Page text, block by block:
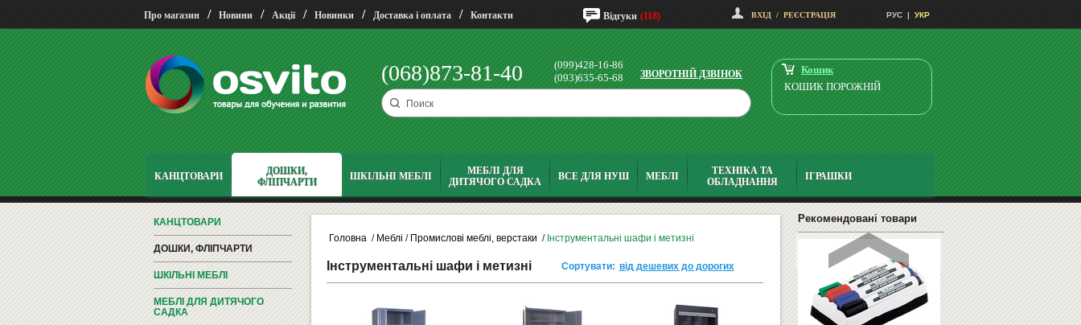
Про магазин / Новини / Акції / Новинки / Доставка і оплата / Контакти Відгуки (118) ВХІД / РЕЄСТРАЦІЯ РУС | УКР
(068)873-81-40
(099)428-16-86
(093)635-65-68
ЗВОРОТНІЙ ДЗВІНОК
Кошик
КОШИК ПОРОЖНІЙ
КАНЦТОВАРИ
ДОШКИ,
ФЛІПЧАРТИ
ШКІЛЬНІ МЕБЛІ
МЕБЛІ ДЛЯ
ДИТЯЧОГО САДКА
ВСЕ ДЛЯ НУШ МЕБЛІ
ТЕХНІКА ТА
ОБЛАДНАННЯ
ІГРАШКИ
КАНЦТОВАРИ
ДОШКИ, ФЛІПЧАРТИ
ШКІЛЬНІ МЕБЛІ
МЕБЛІ ДЛЯ ДИТЯЧОГО
САДКА
Головна / Меблі / Промислові меблі, верстаки / Інструментальні шафи і метизні
Інструментальні шафи і метизні Сортувати: від дешевих до дорогих
Рекомендовані товари
СМАРТФОНИ І ТЕЛЕФОНИ